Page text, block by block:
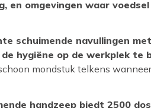
en omgevingen waar
schuimende navullingen
hygiëne op de werkplek te
mondstuk telkens
handzeep biedt 2500